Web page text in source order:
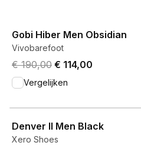
Gobi Hiber Men Obsidian
Vivobarefoot
Original price was € 190,00.
€ 190,00 Current price is €
€ 114,00
Vergelijken
Denver II Men Black
Xero Shoes